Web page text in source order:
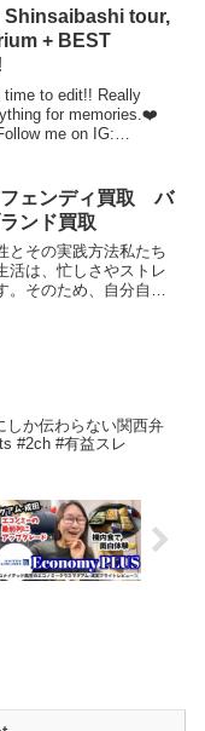
取#埼玉県#ブランド#
Shinsaibashi tour,
+ BEST
time to edit!! Really
for memories.❤️
me on IG:
ェンディ買取 バ
ンド買取
とその実践方法私たち
活は、忙しさやストレ
。そのため、自分自身
しか伝わらない関西弁
#2ch #有益スレ